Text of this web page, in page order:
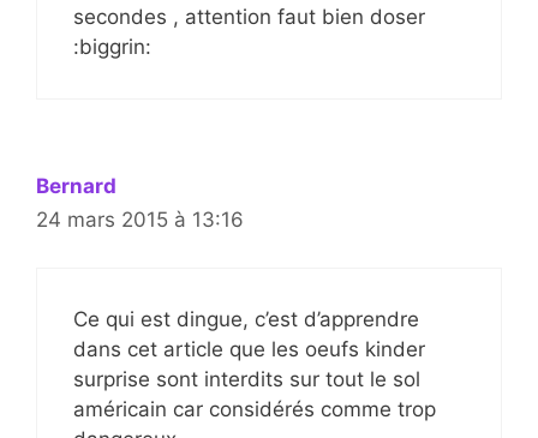
secondes , attention faut bien doser
:biggrin:
Bernard
24 mars 2015 à 13:16
Ce qui est dingue, c’est d’apprendre
dans cet article que les oeufs kinder
surprise sont interdits sur tout le sol
américain car considérés comme trop